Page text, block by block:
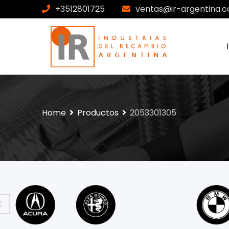
+3512801725 ventas@ir-
Home Productos 2053301305